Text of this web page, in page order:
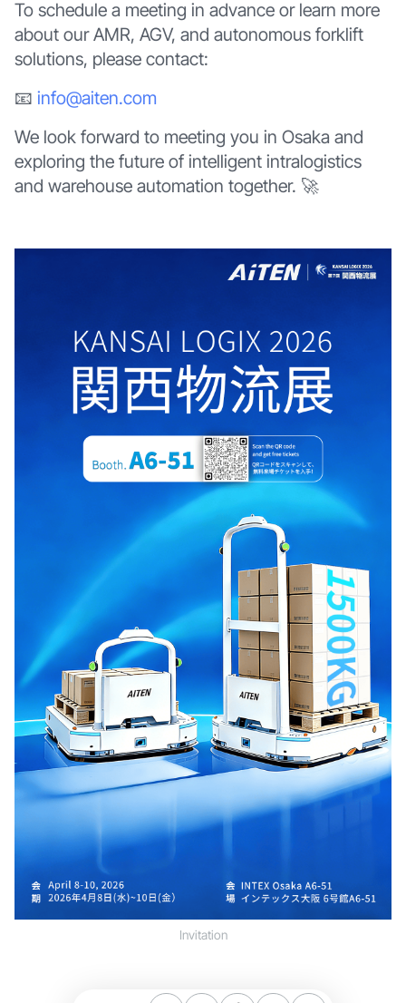
To schedule a meeting in advance or learn more
about our AMR, AGV, and autonomous forklift
solutions, please contact:
📧 info@aiten.com
We look forward to meeting you in Osaka and
exploring the future of intelligent intralogistics
and warehouse automation together. 🚀
Invitation